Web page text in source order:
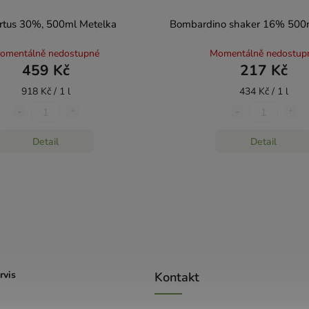
30%, 500ml Metelka
nedostupné
459 Kč
918 Kč / 1 l
Detail
Bombardino shaker 16%
Momentálně
217 Kč
434 Kč / 1 l
Detail
Kontakt